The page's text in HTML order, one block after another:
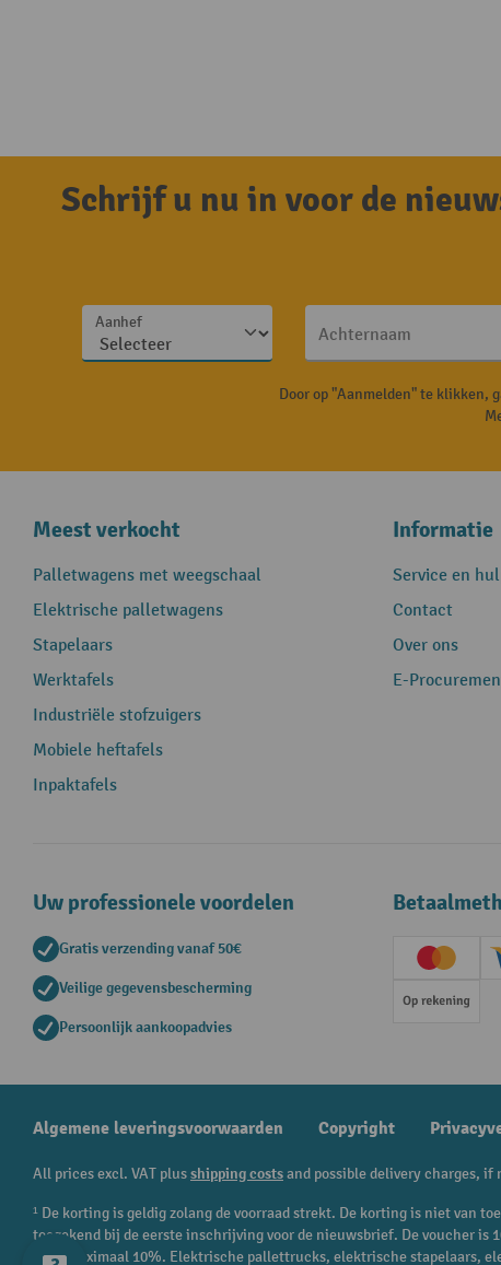
Schrijf u nu in voor de
Aanhef
Achternaam
Door op "Aanmelden" te klikken,
Meest verkocht
Palletwagens met weegschaal
Elektrische palletwagens
Stapelaars
Werktafels
Industriële stofzuigers
Mobiele heftafels
Inpaktafels
Informatie
Service en
Contact
Over ons
E-
Uw professionele voordelen
Gratis verzending vanaf 50€
Veilige gegevensbescherming
Persoonlijk aankoopadvies
Op
Algemene leveringsvoorwaarden Copyright
All prices excl. VAT plusshipping costsand possible delivery charges, if
¹ De korting is geldig zolang de voorraad strekt. De korting is niet van
toegekend bij de eerste inschrijving voor de nieuwsbrief. De voucher is
en is maximaal 10%. Elektrische pallettrucks, elektrische stapelaars,